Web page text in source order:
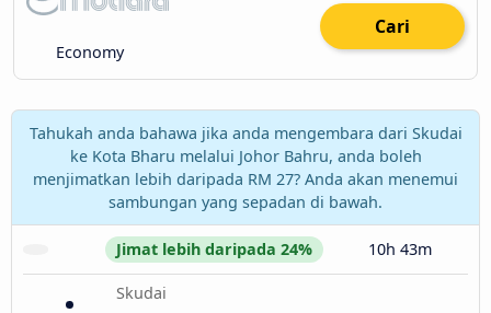
Economy
Cari
Tahukah anda bahawa jika anda mengembara dari Skudai
ke Kota Bharu melalui Johor Bahru, anda boleh
menjimatkan lebih daripada RM 27? Anda akan menemui
sambungan yang sepadan di bawah.
Jimat lebih daripada 24% 10h 43m
Skudai